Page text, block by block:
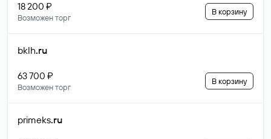
18 200 ₽
Возможен торг
В корзину
bklh.ru
63 700 ₽
Возможен торг
В корзину
primeks.ru